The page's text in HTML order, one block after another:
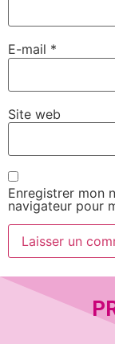
E-mail *
Site web
Enregistrer mon
navigateur pour